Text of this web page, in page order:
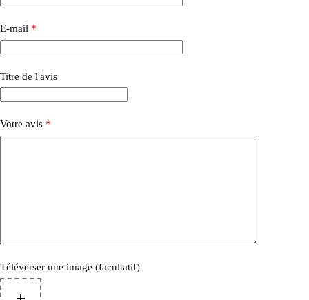
E-mail *
Titre de l'avis
Votre avis *
Téléverser une image (facultatif)